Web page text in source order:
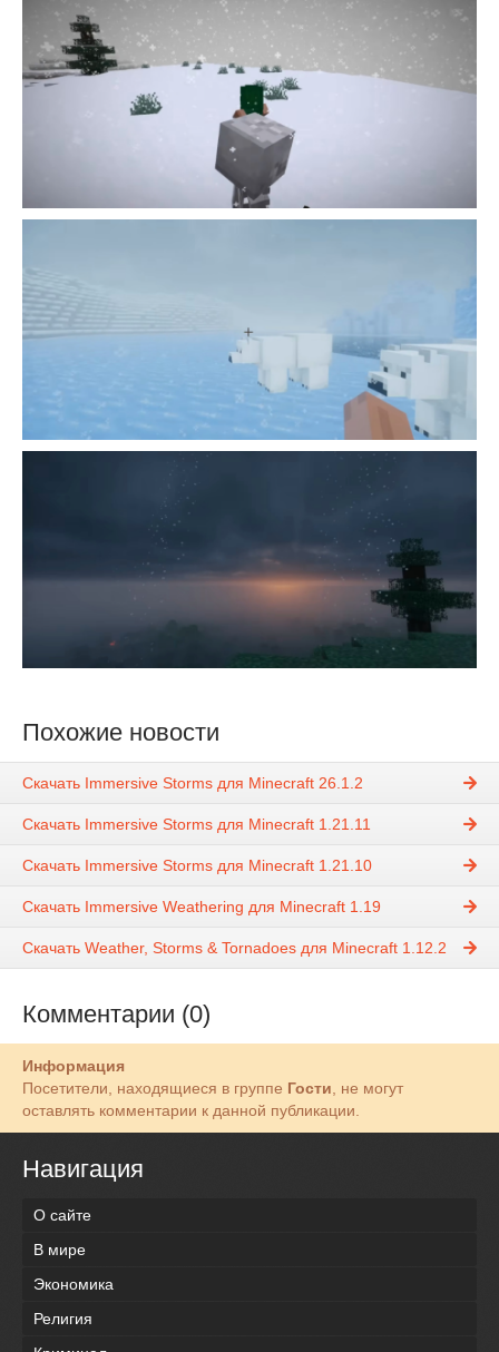
Похожие новости
Скачать Immersive Storms для Minecraft 26.1.2
Скачать Immersive Storms для Minecraft 1.21.11
Скачать Immersive Storms для Minecraft 1.21.10
Скачать Immersive Weathering для Minecraft 1.19
Скачать Weather, Storms & Tornadoes для Minecraft 1.12.2
Комментарии (0)
Информация
Посетители, находящиеся в группе Гости, не могут
оставлять комментарии к данной публикации.
Навигация
О сайте
В мире
Экономика
Религия